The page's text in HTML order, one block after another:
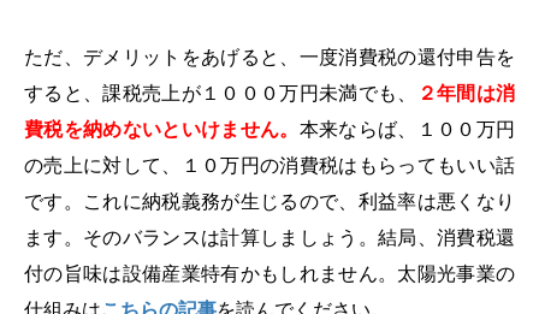
ただ、デメリットをあげると、一度消費税の還付申告を
すると、課税売上が１０００万円未満でも、
２年間は消
費税を納めないといけません。 本来ならば、１００万円
の売上に対して、１０万円の消費税はもらってもいい話
です。これに納税義務が生じるので、利益率は悪くなり
ます。そのバランスは計算しましょう。結局、消費税還
付の旨味は設備産業特有かもしれません。太陽光事業の
仕組みはこちらの記事を読んでください。